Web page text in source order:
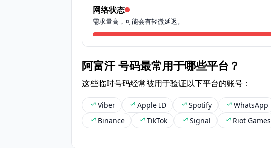
网络状态
需求量高，可能会有轻微延迟。
阿富汗 号码最常用于哪些平台？
这些临时号码经常被用于验证以下平台的账号：
Viber Apple ID Spotify WhatsApp
Binance
TikTok Signal Riot Games